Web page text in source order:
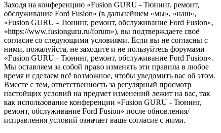
Заходя на конференцию «Fusion GURU - Тюнинг, ремонт,
обслуживание Ford Fusion» (в дальнейшем «мы», «наш»,
«Fusion GURU - Тюнинг, ремонт, обслуживание Ford Fusion»,
«https://www.fusionguru.ru/forum»), вы подтверждаете своё
согласие со следующими условиями. Если вы не согласны с
ними, пожалуйста, не заходите и не пользуйтесь форумами
«Fusion GURU - Тюнинг, ремонт, обслуживание Ford Fusion».
Мы оставляем за собой право изменять эти правила в любое
время и сделаем всё возможное, чтобы уведомить вас об этом.
Вместе с тем, ответственность за регулярный просмотр
настойщих условий на предмет изменений лежит на вас, так
как использование конференции «Fusion GURU - Тюнинг,
ремонт, обслуживание Ford Fusion» после обновления/
исправления условий означает ваше согласие с ними.